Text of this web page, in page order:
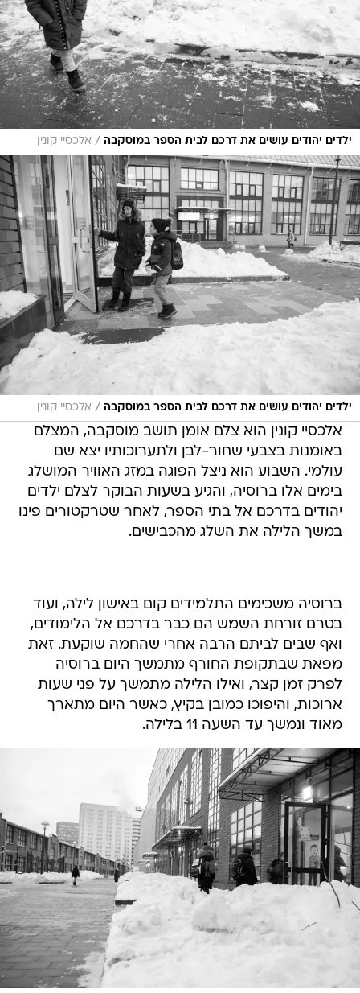
ילדים יהודים עושים את דרכם לבית הספר במוסקבה / אלכסיי קונין
ילדים יהודים עושים את דרכם לבית הספר במוסקבה / אלכסיי קונין
אלכסיי קונין הוא צלם אומן תושב מוסקבה, המצלם
באומנות בצבעי שחור-לבן ולתערוכותיו יצא שם
עולמי. השבוע הוא ניצל הפוגה במזג האוויר המושלג
בימים אלו ברוסיה, והגיע בשעות הבוקר לצלם ילדים
יהודים בדרכם אל בתי הספר, לאחר שטרקטורים פינו
במשך הלילה את השלג מהכבישים.
ברוסיה משכימים התלמידים קום באישון לילה, ועוד
בטרם זורחת השמש הם כבר בדרכם אל הלימודים,
ואף שבים לביתם הרבה אחרי שהחמה שוקעת. זאת
מפאת שבתקופת החורף מתמשך היום ברוסיה
לפרק זמן קצר, ואילו הלילה מתמשך על פני שעות
ארוכות, והיפוכו כמובן בקיץ, כאשר היום מתארך
מאוד ונמשך עד השעה 11 בלילה.